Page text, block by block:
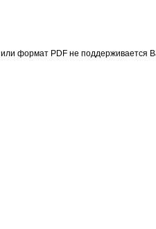
формат PDF не поддерживается